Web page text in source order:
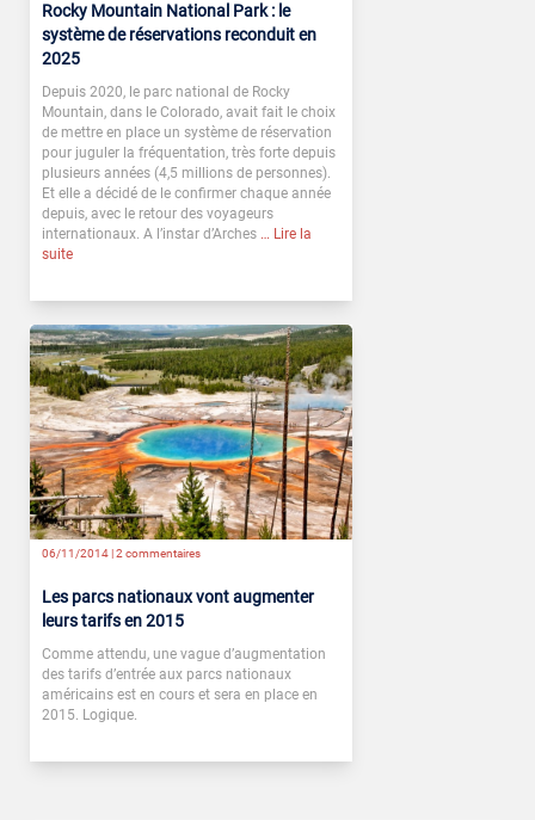
Rocky Mountain National Park : le
système de réservations reconduit en
2025
Depuis 2020, le parc national de Rocky
Mountain, dans le Colorado, avait fait le choix
de mettre en place un système de réservation
pour juguler la fréquentation, très forte depuis
plusieurs années (4,5 millions de personnes).
Et elle a décidé de le confirmer chaque année
depuis, avec le retour des voyageurs
internationaux. A l’instar d’Arches … Lire la
suite
06/11/2014 |2 commentaires
Les parcs nationaux vont augmenter
leurs tarifs en 2015
Comme attendu, une vague d’augmentation
des tarifs d’entrée aux parcs nationaux
américains est en cours et sera en place en
2015. Logique.